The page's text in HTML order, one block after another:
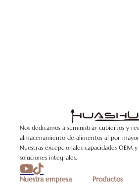
Nos dedicamos a suministrar cubiertos y
almacenamiento de alimentos al por
Nuestras excepcionales capacidades OEM
soluciones integrales.
Nuestra empresa Productos